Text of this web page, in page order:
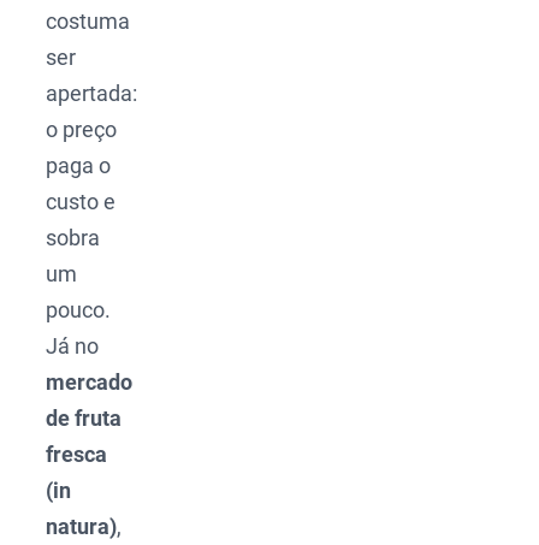
costuma
ser
apertada:
o preço
paga o
custo e
sobra
um
pouco.
Já no
mercado
de fruta
fresca
(in
natura),